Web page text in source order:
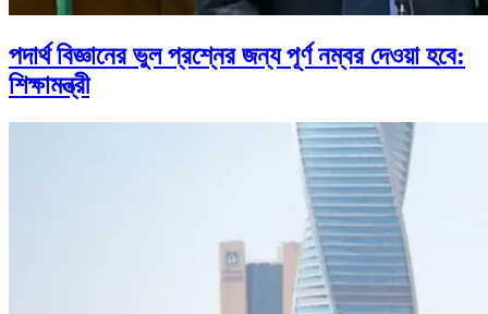
পদার্থ বিজ্ঞানের ভুল প্রশ্নের জন্য পূর্ণ নম্বর দেওয়া হবে:
শিক্ষামন্ত্রী